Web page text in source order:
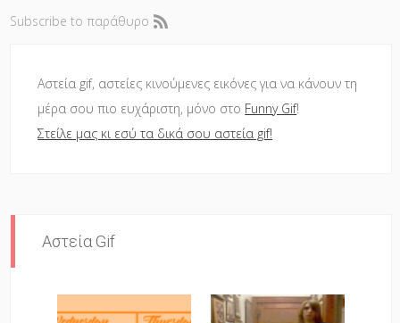
Subscribe to παράθυρο
Αστεία gif, αστείες κινούμενες εικόνες για να κάνουν τη
μέρα σου πιο ευχάριστη, μόνο στο Funny Gif!
Στείλε μας κι εσύ τα δικά σου αστεία gif!
Αστεία Gif